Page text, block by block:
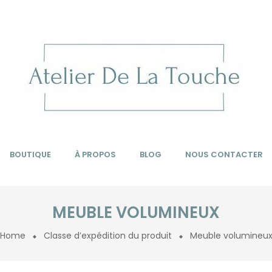
BOUTIQUE À PROPOS BLOG NOUS CONTACTER
MEUBLE VOLUMINEUX
Home Classe d’expédition du produit Meuble volumineux